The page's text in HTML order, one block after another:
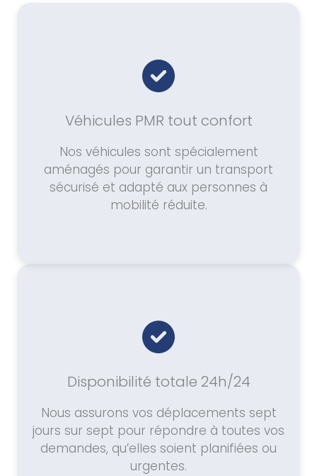
Véhicules PMR tout confort
Nos véhicules sont spécialement
aménagés pour garantir un transport
sécurisé et adapté aux personnes à
mobilité réduite.
Disponibilité totale 24h/24
Nous assurons vos déplacements sept
jours sur sept pour répondre à toutes vos
demandes, qu’elles soient planifiées ou
urgentes.